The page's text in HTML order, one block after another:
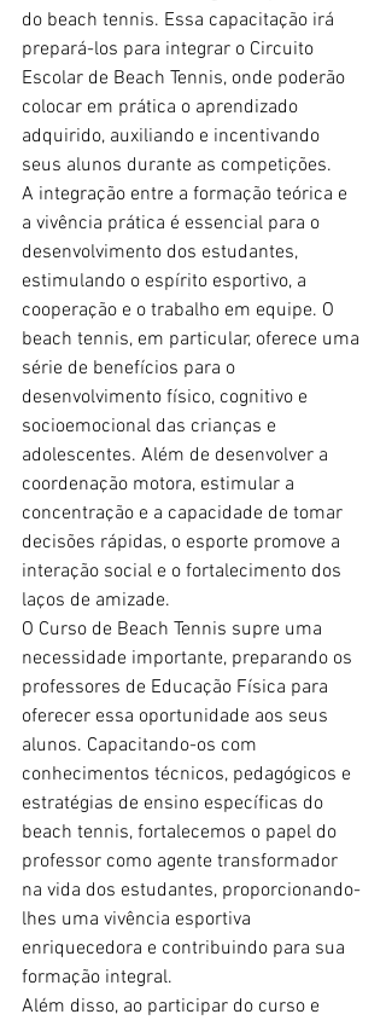
do beach tennis. Essa capacitação irá
prepará-los para integrar o Circuito
Escolar de Beach Tennis, onde poderão
colocar em prática o aprendizado
adquirido, auxiliando e incentivando
seus alunos durante as competições.
A integração entre a formação teórica e
a vivência prática é essencial para o
desenvolvimento dos estudantes,
estimulando o espírito esportivo, a
cooperação e o trabalho em equipe. O
beach tennis, em particular, oferece uma
série de benefícios para o
desenvolvimento físico, cognitivo e
socioemocional das crianças e
adolescentes. Além de desenvolver a
coordenação motora, estimular a
concentração e a capacidade de tomar
decisões rápidas, o esporte promove a
interação social e o fortalecimento dos
laços de amizade.
O Curso de Beach Tennis supre uma
necessidade importante, preparando os
professores de Educação Física para
oferecer essa oportunidade aos seus
alunos. Capacitando-os com
conhecimentos técnicos, pedagógicos e
estratégias de ensino específicas do
beach tennis, fortalecemos o papel do
professor como agente transformador
na vida dos estudantes, proporcionando-
lhes uma vivência esportiva
enriquecedora e contribuindo para sua
formação integral.
Além disso, ao participar do curso e